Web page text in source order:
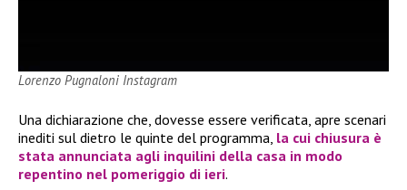
Lorenzo Pugnaloni Instagram
Una dichiarazione che, dovesse essere verificata, apre scenari
inediti sul dietro le quinte del programma, la cui chiusura è
stata annunciata agli inquilini della casa in modo
repentino nel pomeriggio di ieri.